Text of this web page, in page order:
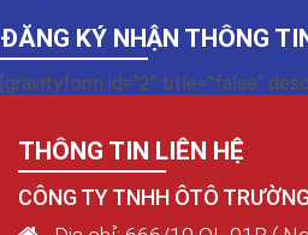
ĐĂNG KÝ NHẬN THÔNG
[gravityform id="2" title="false"
THÔNG TIN LIÊN HỆ
CÔNG TY TNHH ÔTÔ